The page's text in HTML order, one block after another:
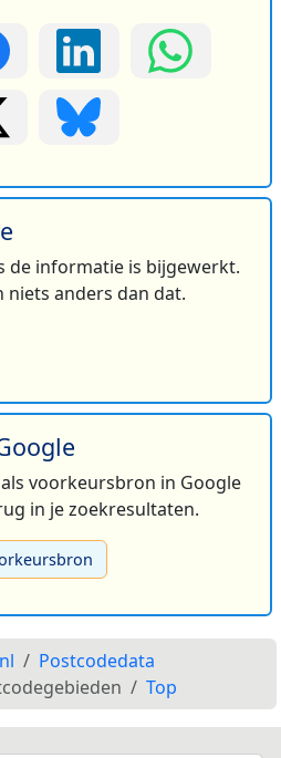
de informatie is bijgewerkt.
niets anders dan dat.
voorkeursbron in Google
in je zoekresultaten.
Postcodedata
Top